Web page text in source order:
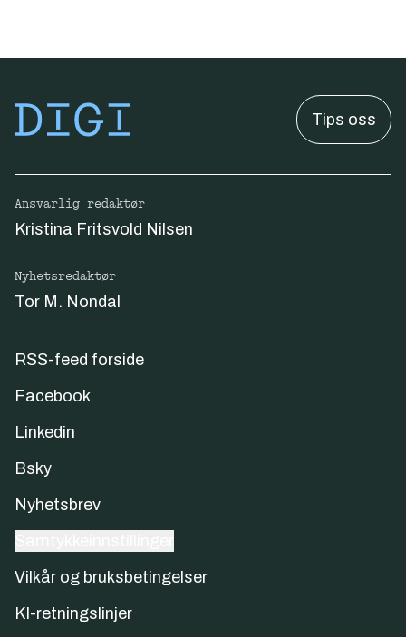
Tips oss
Ansvarlig redaktør
Kristina Fritsvold Nilsen
Nyhetsredaktør
Tor M. Nondal
RSS-feed forside
Facebook
Linkedin
Bsky
Nyhetsbrev
Vilkår og bruksbetingelser
KI-retningslinjer